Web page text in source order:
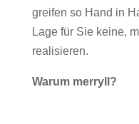
greifen so Hand in
Lage für Sie keine,
realisieren.
Warum merryll?